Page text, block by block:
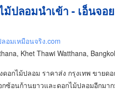
ปลอมนำเข้า - เอ็นจอ
อมเหมือนจริง.com
Khet Thawi Watthana,
ดอกไม้ปลอม ราคาส่ง กรุงเทพ ขาย
อนก้านยาวและดอกไม้ปลอมอีกมา